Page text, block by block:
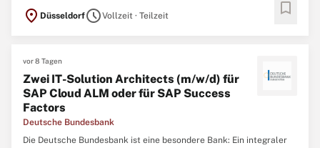
location_on DüsseldorfscheduleVollzeit · Teilzeit bookmark
vor 8 Tagen
Zwei IT-Solution Architects (m/w/d) für
SAP Cloud ALM oder für SAP Success
Factors
Deutsche Bundesbank
Die Deutsche Bundesbank ist eine besondere Bank: Ein integraler